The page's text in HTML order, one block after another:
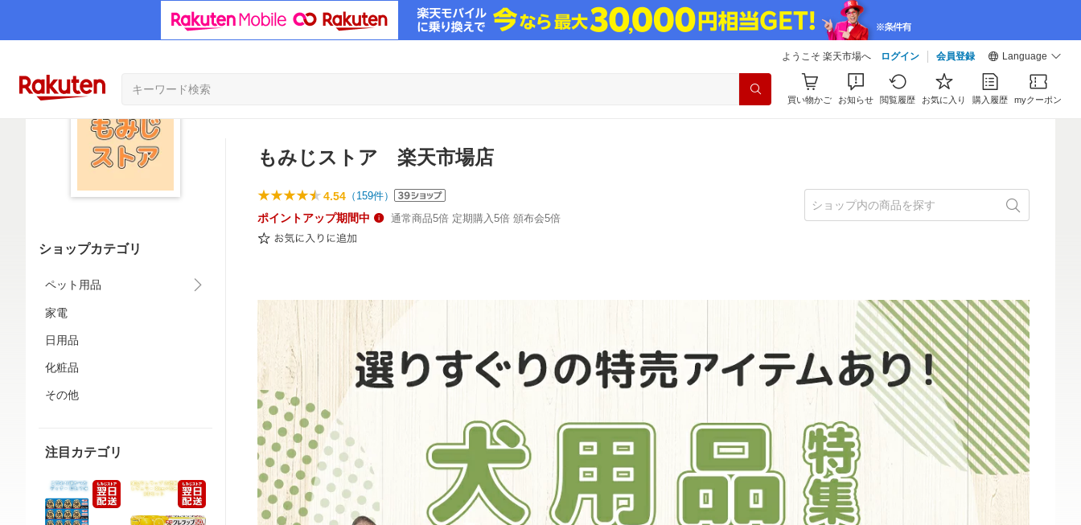
ようこそ 楽天市場へ ログイン 会員登録 Language
買い物かご お知らせ 閲覧履歴 お気に入り 購入履歴 myクーポン
ショップカテゴリ
ペット用品
家電
日用品
化粧品
その他
注目カテゴリ
もみじストア 楽天市場店
4.54 （ 159件）
ポイントアップ期間中 通常商品5倍 定期購入5倍 頒布会5倍